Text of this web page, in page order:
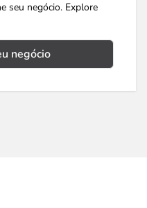
seu negócio. Explore
negócio